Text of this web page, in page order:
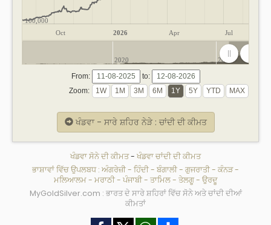
Oct 2026 Apr Jul
100,000
2020 2025
From:
to:
Zoom:
ਖੰਡਵਾ - ਸਾਰੇ ਸ਼ਹਿਰ ਨੇੜੇ : ਚਾਂਦੀ ਦੀ ਕੀਮਤ
ਖੰਡਵਾ ਸੋਨੇ ਦੀ ਕੀਮਤ- ਖੰਡਵਾ ਚਾਂਦੀ ਦੀ ਕੀਮਤ
ਭਾਸ਼ਾਵਾਂ ਵਿੱਚ ਉਪਲਬਧ : ਅੰਗਰੇਜ਼ੀ- ਹਿੰਦੀ- ਬੰਗਾਲੀ- ਗੁਜਰਾਤੀ- ਕੰਨੜ-
ਮਲਿਆਲਮ- ਮਰਾਠੀ- ਪੰਜਾਬੀ- ਤਾਮਿਲ- ਤੇਲਗੂ- ਉਰਦੂ
MyGoldSilver.com : ਭਾਰਤ ਦੇ ਸਾਰੇ ਸ਼ਹਿਰਾਂ ਵਿੱਚ ਸੋਨੇ ਅਤੇ ਚਾਂਦੀ ਦੀਆਂ
ਕੀਮਤਾਂ